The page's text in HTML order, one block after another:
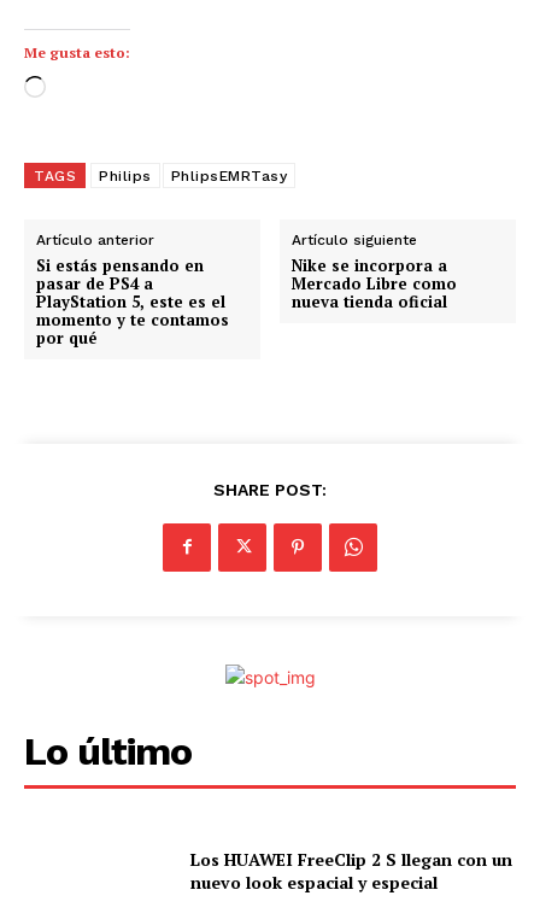
Me gusta esto:
C
g
n
d
o
.
.
TAGS Philips PhlipsEMRTasy
Artículo anterior
Si estás pensando en
pasar de PS4 a
PlayStation 5, este es el
momento y te contamos
por qué
Artículo siguiente
Nike se incorpora a
Mercado Libre como
nueva tienda oficial
SHARE POST:
Lo último
Los HUAWEI FreeClip 2 S llegan con un
nuevo look espacial y especial